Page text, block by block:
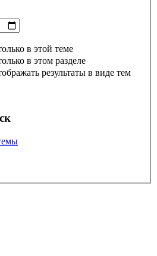
в этой теме
в этом разделе
результаты в виде тем